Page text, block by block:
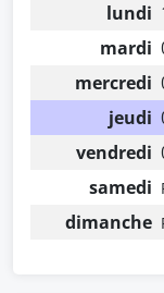
lundi
mardi
mercredi
jeudi
vendredi
samedi
dimanche